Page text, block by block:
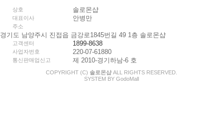
상호 솔로몬샵
대표이사 안병만
주소
경기도 남양주시 진접읍 금강로1845번길 49 1층 솔로몬샵
고객센터 1899-8638
사업자번호 220-07-61880
통신판매업신고 제 2010-경기하남-6 호
COPYRIGHT (C) 솔로몬샵 ALL RIGHTS RESERVED.
SYSTEM BY GodoMall